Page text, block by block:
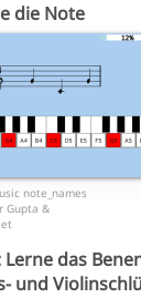
die Note
note_names
Gupta &
Lerne das
und